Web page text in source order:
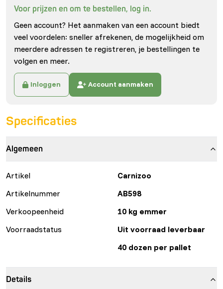
Voor prijzen en om te bestellen, log in.
Geen account? Het aanmaken van een account biedt
veel voordelen: sneller afrekenen, de mogelijkheid om
meerdere adressen te registreren, je bestellingen te
volgen en meer.
Inloggen Account aanmaken
Specificaties
Algemeen
Artikel
Carnizoo
Artikelnummer
AB598
Verkoopeenheid
10 kg emmer
Voorraadstatus
Uit voorraad leverbaar
40 dozen per pallet
Details